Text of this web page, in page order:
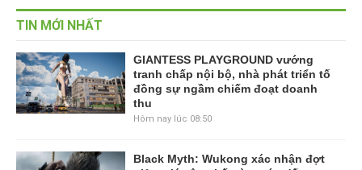
TIN MỚI NHẤT
GIANTESS PLAYGROUND vướng
tranh chấp nội bộ, nhà phát triển tố
đồng sự ngầm chiếm đoạt doanh
thu
Hôm nay lúc 08:50
Black Myth: Wukong xác nhận đợt